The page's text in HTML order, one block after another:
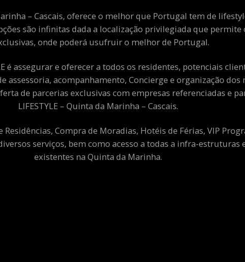
– Cascais, oferece o melhor que Portugal tem de
são infinitas dada a localização privilegiada que
onde poderá usufruir o melhor de Portugal.
é assegurar e oferecer a todos os residentes, potenciais
assessoria, acompanhamento, Concierge e organização dos
de parcerias exclusivas com empresas referenciadas e
LIFESTYLE – Quinta da Marinha – Cascais.
Compra de Moradias, Hotéis de Férias, VIP
serviços, bem como acesso a todas a infra-estruturas
existentes na Quinta da Marinha.